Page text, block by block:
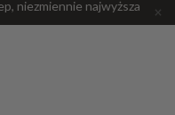
niezmiennie najwyższa